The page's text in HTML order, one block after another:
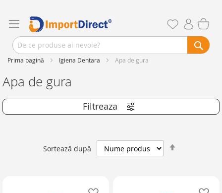
Prima pagină Igiena Dentara Apa de gura
Apa de gura
Sortează după